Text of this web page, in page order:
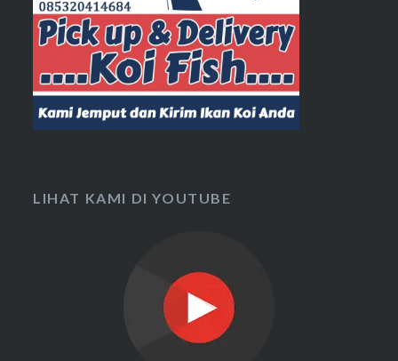
LIHAT KAMI DI YOUTUBE